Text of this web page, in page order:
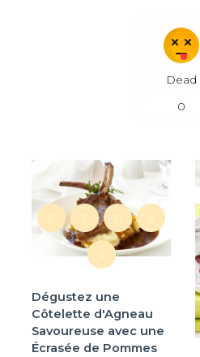
Dead
0
C C D é
S
Dégustez une
Côtelette d'Agneau
Savoureuse avec une
Écrasée de Pommes